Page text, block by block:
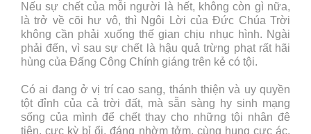
Nếu sự chết của mỗi người là hết, không còn gì nữa,
là trở về cõi hư vô, thì Ngôi Lời của Đức Chúa Trời
không cần phải xuống thế gian chịu nhục hình. Ngài
phải đến, vì sau sự chết là hậu quả trừng phạt rất hãi
hùng của Đấng Công Chính giáng trên kẻ có tội.
Có ai đang ở vị trí cao sang, thánh thiện và uy quyền
tột đỉnh của cả trời đất, mà sẵn sàng hy sinh mạng
sống của mình để chết thay cho những tội nhân đê
tiện, cực kỳ bỉ ổi, đáng nhờm tởm, cùng hung cực ác,